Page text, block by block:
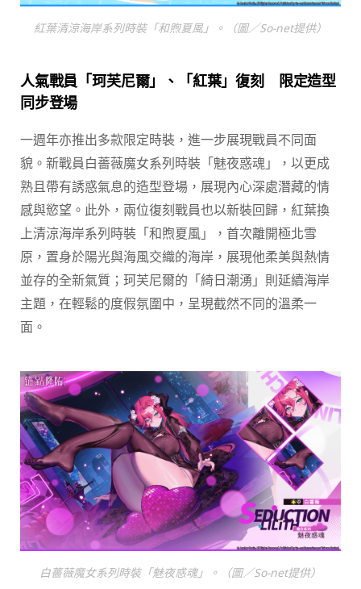
紅葉清涼海岸系列時裝「和煦夏風」。（圖／So-net提供）
人氣戰員「珂芙尼爾」、「紅葉」復刻 限定造型
同步登場
一週年亦推出多款限定時裝，進一步展現戰員不同面
貌。新戰員白薔薇魔女系列時裝「魅夜惑魂」，以更成
熟且帶有誘惑氣息的造型登場，展現內心深處潛藏的情
感與慾望。此外，兩位復刻戰員也以新裝回歸，紅葉換
上清涼海岸系列時裝「和煦夏風」，首次離開極北雪
原，置身於陽光與海風交織的海岸，展現他柔美與熱情
並存的全新氣質；珂芙尼爾的「綺日潮湧」則延續海岸
主題，在輕鬆的度假氛圍中，呈現截然不同的溫柔一
面。
白薔薇魔女系列時裝「魅夜惑魂」。（圖／So-net提供）